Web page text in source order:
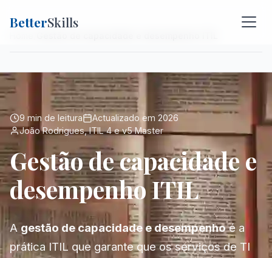
BetterSkills
9 min de leitura
Actualizado em 2026
João Rodrigues, ITIL 4 e v5 Master
Gestão de capacidade e
desempenho ITIL
A gestão de capacidade e desempenhoé a
prática ITIL que garante que os serviços de TI